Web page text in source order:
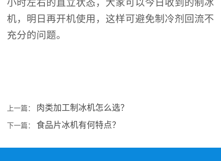
小时左右的直立状态，大家可以今日收到的制冰
机，明日再开机使用，这样可避免制冷剂回流不
充分的问题。
上一篇： 肉类加工制冰机怎么选？
下一篇： 食品片冰机有何特点？